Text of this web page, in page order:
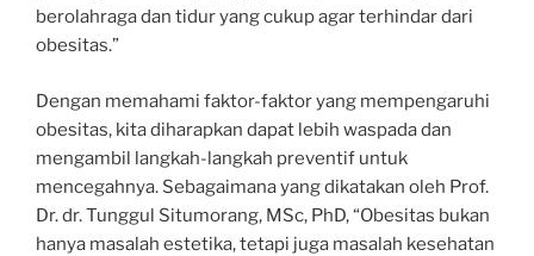
berolahraga dan tidur yang cukup agar terhindar dari
obesitas.”
Dengan memahami faktor-faktor yang mempengaruhi
obesitas, kita diharapkan dapat lebih waspada dan
mengambil langkah-langkah preventif untuk
mencegahnya. Sebagaimana yang dikatakan oleh Prof.
Dr. dr. Tunggul Situmorang, MSc, PhD, “Obesitas bukan
hanya masalah estetika, tetapi juga masalah kesehatan